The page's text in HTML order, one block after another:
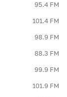
95.4 FM
101.4 FM
98.9 FM
88.3 FM
99.9 FM
101.9 FM